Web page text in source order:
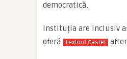
democratică.
Instituția are inclusiv
oferă
Lexford Castel